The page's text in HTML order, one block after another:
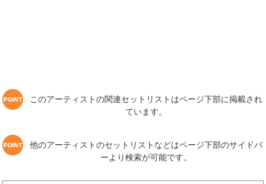
このアーティストの関連セットリストはページ下部に掲載され
ています。
他のアーティストのセットリストなどはページ下部のサイドバ
ーより検索が可能です。